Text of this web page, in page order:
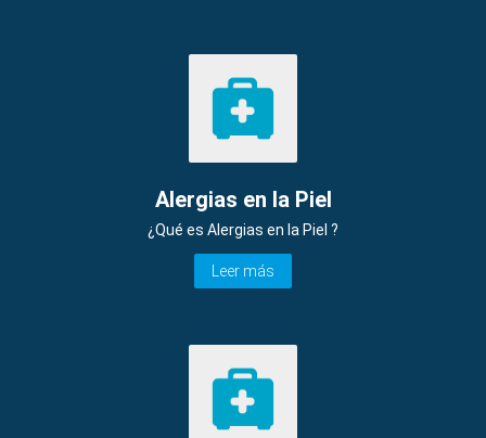
Alergias en la Piel
¿Qué es Alergias en la Piel ?
Leer más